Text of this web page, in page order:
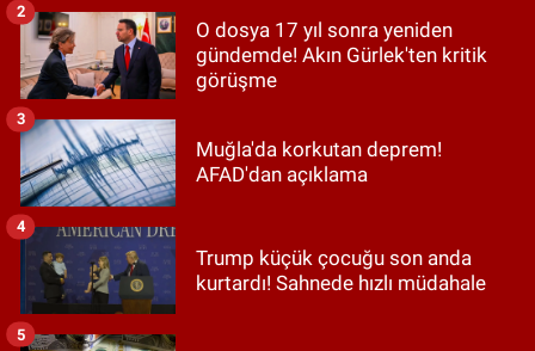
O dosya 17 yıl sonra yeniden
gündemde! Akın Gürlek'ten kritik
görüşme
2
Muğla'da korkutan deprem!
AFAD'dan açıklama
3
Trump küçük çocuğu son anda
kurtardı! Sahnede hızlı müdahale
4
5